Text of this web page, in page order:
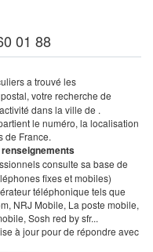
01 88
a trouvé les
votre recherche de
dans la ville de .
le numéro, la localisation
de France.
renseignements
consulte sa base de
fixes et mobiles)
téléphonique tels que
NRJ Mobile, La poste mobile,
Sosh red by sfr...
à jour pour de répondre avec